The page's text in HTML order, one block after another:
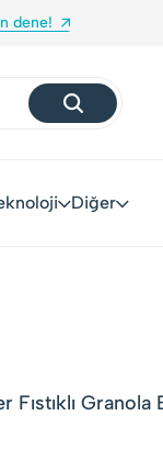
dene!
Diğer
Fıstıklı